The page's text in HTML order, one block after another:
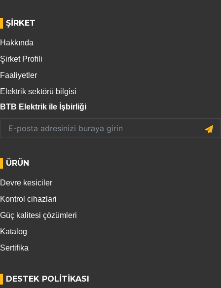
ŞIRKET
Hakkında
Şirket Profili
Faaliyetler
Elektrik sektörü bilgisi
BTB Elektrik ile İşbirliği
ÜRÜN
Devre kesiciler
Kontrol cihazlari
Güç kalitesi çözümleri
Katalog
Sertifika
DESTEK POLITIKASI